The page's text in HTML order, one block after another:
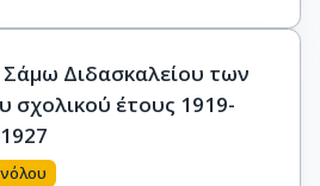
Σάμω Διδασκαλείου των
σχολικού έτους 1919-